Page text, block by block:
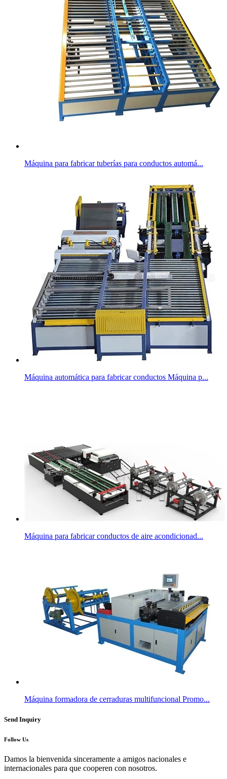
Máquina para fabricar tuberías para conductos automá...
Máquina automática para fabricar conductos Máquina p...
Máquina para fabricar conductos de aire acondicionad...
Máquina formadora de cerraduras multifuncional Promo...
Send Inquiry
Follow Us
Damos la bienvenida sinceramente a amigos nacionales e
internacionales para que cooperen con nosotros.